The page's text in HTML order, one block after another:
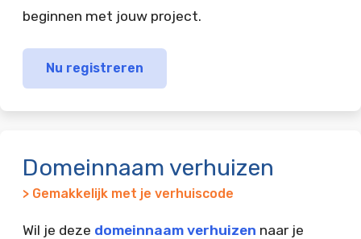
beginnen met jouw project.
Nu registreren
Domeinnaam verhuizen
> Gemakkelijk met je verhuiscode
Wil je deze domeinnaam verhuizen naar je